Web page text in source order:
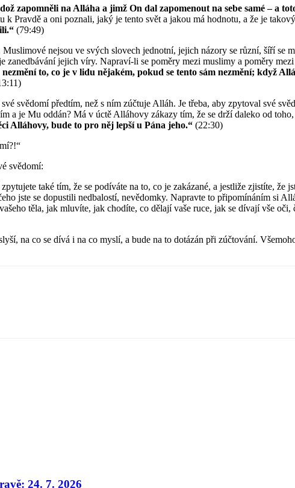
zapomněli na Alláha a jimž On dal zapomenout na sebe samé – a
Pravdě a oni poznali, jaký je tento svět a jakou má hodnotu, a že je
(79:49)
nejsou ve svých slovech jednotní, jejich názory se různí, šíří se
jejich víry. Napraví-li se poměry mezi muslimy a poměry
to, co je v lidu nějakém, pokud se tento sám nezmění; když
svědomí předtím, než s ním zúčtuje Alláh. Je třeba, aby zpytoval své
je Mu oddán? Má v úctě Alláhovy zákazy tím, že se drží daleko od
Alláhovy, bude to pro něj lepší u Pána jeho.“ (22:30)
svědomí:
také tím, že se podíváte na to, co je zakázané, a jestliže zjistíte, že
jste se dopustili nedbalostí, nevědomky. Napravte to připomínáním si
těla, jak mluvíte, jak chodíte, co dělají vaše ruce, jak se dívají vše oči,
na co se dívá i na co myslí, a bude na to dotázán při zúčtování.
24. 7. 2026